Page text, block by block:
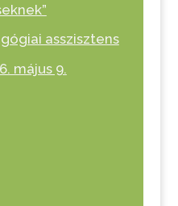
asszisztens
május 9.